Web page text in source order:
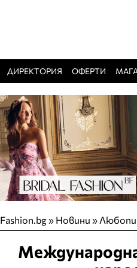
ДИРЕКТОРИЯ ОФЕРТИ
Fashion.bg» Новини »